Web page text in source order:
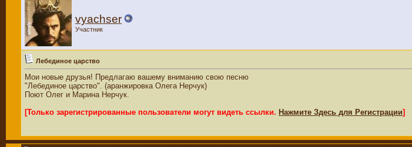
vyachser
Участник
Лебединое царство
Мои новые друзья! Предлагаю вашему вниманию свою песню
"Лебединое царство". (аранжировка Олега Нерчук)
Поют Олег и Марина Нерчук.
[Только зарегистрированные пользователи могут видеть ссылки. Нажмите Здесь для Регистрации]